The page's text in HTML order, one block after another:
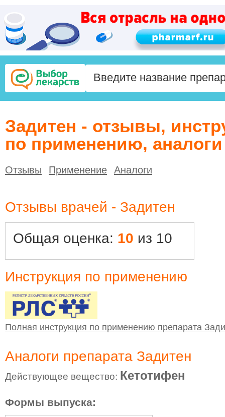
Задитен - отзывы,
по применению, аналоги
Отзывы Применение Аналоги
Отзывы врачей - Задитен
Общая оценка: 10 из 10
Инструкция по применению
Полная инструкция по применению препарата
Аналоги препарата Задитен
Действующее вещество: Кетотифен
Формы выпуска: